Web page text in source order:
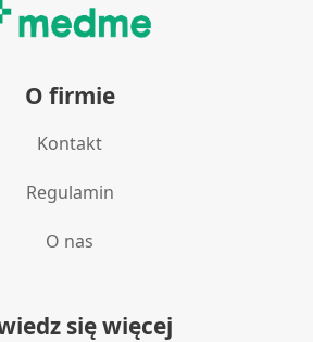
O firmie
Kontakt
Regulamin
O nas
się więcej